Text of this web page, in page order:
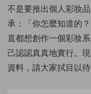
不是要推出個人彩妝
承：「你怎麼知道的
直都想創作一個彩妝
己認認真真地實行。
資料，請大家拭目以